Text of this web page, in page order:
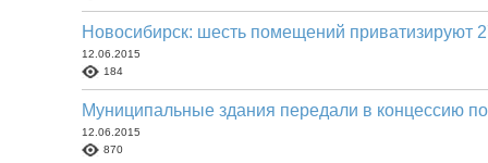
Новосибирск: шесть помещений приватизируют
12.06.2015
184
Муниципальные здания передали в концессию
12.06.2015
870